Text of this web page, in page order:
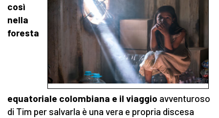
così
nella
foresta
equatoriale colombiana e il viaggio avventuroso
di Tim per salvarla è una vera e propria discesa